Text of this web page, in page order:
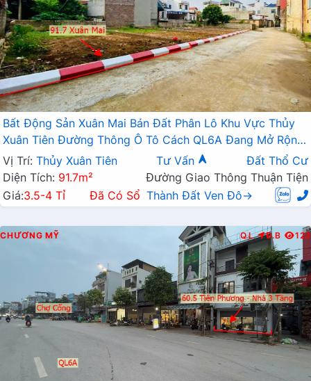
Bất Động Sản Xuân Mai Bán Đất Phân Lô Khu Vực Thủy
Xuân Tiên Đường Thông Ô Tô Cách QL6A Đang Mở Rộng
Chỉ Vài Bước Chân
Vị Trí: Thủy Xuân Tiên Tư Vấn
Đất Thổ Cư
Diện Tích: 91.7m²
Đường Giao Thông Thuận Tiện
Giá:3.5-4 Tỉ Đã Có Sổ Thành Đất Ven Đô→
CHƯƠNG MỸ Q.L Đ.B 123